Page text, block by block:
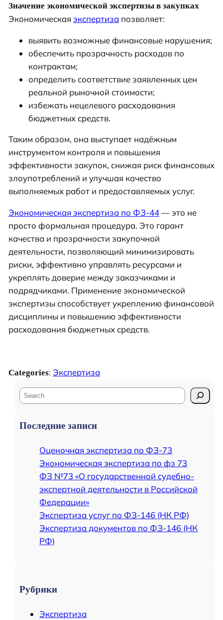
Значение экономической экспертизы в закупках
Экономическая экспертиза позволяет:
выявить возможные финансовые нарушения;
обеспечить прозрачность расходов по
контрактам;
определить соответствие заявленных цен
реальной рыночной стоимости;
избежать нецелевого расходования
бюджетных средств.
Таким образом, она выступает надёжным
инструментом контроля и повышения
эффективности закупок, снижая риск финансовых
злоупотреблений и улучшая качество
выполняемых работ и предоставляемых услуг.
Экономическая экспертиза по ФЗ-44— это не
просто формальная процедура. Это гарант
качества и прозрачности закупочной
деятельности, позволяющий минимизировать
риски, эффективно управлять ресурсами и
укреплять доверие между заказчиками и
подрядчиками. Применение экономической
экспертизы способствует укреплению финансовой
дисциплины и повышению эффективности
расходования бюджетных средств.
Categories: Экспертиза
S
e
r
Последние записи
Оценочная экспертиза по ФЗ-73
Экономическая экспертиза по фз 73
ФЗ №73 «О государственной судебно-
экспертной деятельности в Российской
Федерации»
Экспертиза услуг по ФЗ-146 (НК РФ)
Экспертиза документов по ФЗ-146 (НК
РФ)
Рубрики
Экспертиза